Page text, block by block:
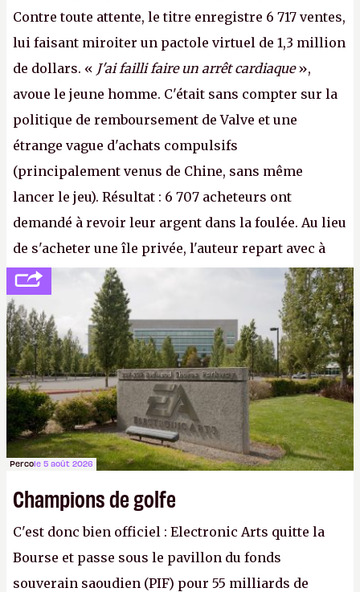
Contre toute attente, le titre enregistre 6 717 ventes,
lui faisant miroiter un pactole virtuel de 1,3 million
de dollars. « J'ai failli faire un arrêt cardiaque»,
avoue le jeune homme. C'était sans compter sur la
politique de remboursement de Valve et une
étrange vague d'achats compulsifs
(principalement venus de Chine, sans même
lancer le jeu). Résultat : 6 707 acheteurs ont
demandé à revoir leur argent dans la foulée. Au lieu
de s'acheter une île privée, l'auteur repart avec à
peine 2 000 dollars en poche. C'est toujours plus
cher payé que le temps passé à dev, mais ça
apprendra aux petits malins qu'on ne braque pas
Gabe Newell aussi facilement.P.
Percole 5 août 2026
Champions de golfe
C'est donc bien officiel : Electronic Arts quitte la
Bourse et passe sous le pavillon du fonds
souverain saoudien (PIF) pour 55 milliards de